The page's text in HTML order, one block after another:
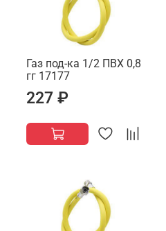
Газ под-ка 1/2 ПВХ 0,8
гг 17177
227 ₽